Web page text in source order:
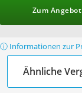
Zum
ⓘ Informationen zur
Ähnliche